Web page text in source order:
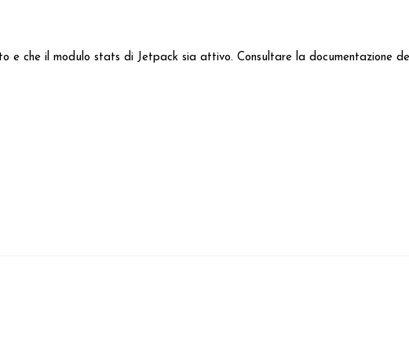
e che il modulo stats di Jetpack sia attivo. Consultare la documentazione